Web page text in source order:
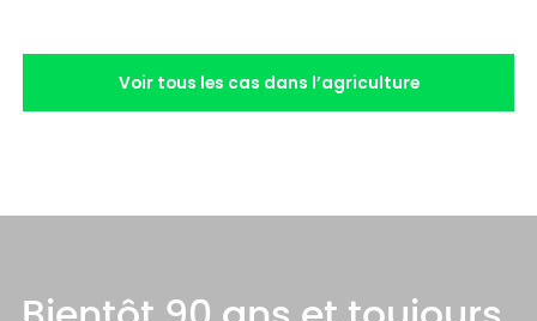
Voir tous les cas dans l’agriculture